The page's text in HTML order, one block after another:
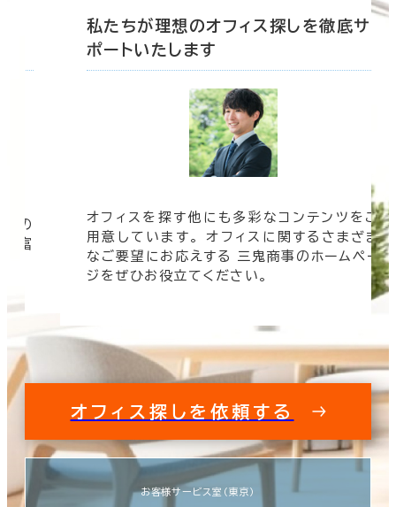
の
豊富
私たちが理想のオフィス探しを徹底サ
ポートいたします
オフィスを探す他にも多彩なコンテンツをご
用意しています。 オフィスに関するさまざま
なご要望にお応えする 三鬼商事のホームペー
ジをぜひお役立てください。
オフィス探しを依頼する
お客様サービス室（東京）